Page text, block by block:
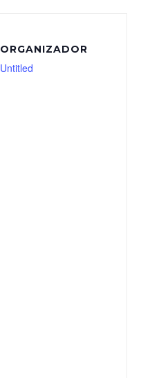
ORGANIZADOR
Untitled